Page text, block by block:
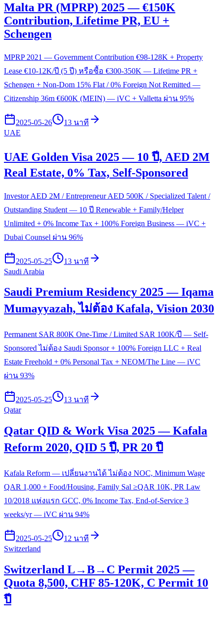
Malta PR (MPRP) 2025 — €150K
Contribution, Lifetime PR, EU +
Schengen
MPRP 2021 — Government Contribution €98-128K + Property
Lease €10-12K/ปี (5 ปี) หรือซื้อ €300-350K — Lifetime PR +
Schengen + Non-Dom 15% Flat / 0% Foreign Not Remitted —
Citizenship 36m €600K (MEIN) — iVC + Valletta ผ่าน 95%
2025-05-26
13 นาที
UAE
UAE Golden Visa 2025 — 10 ปี, AED 2M
Real Estate, 0% Tax, Self-Sponsored
Investor AED 2M / Entrepreneur AED 500K / Specialized Talent /
Outstanding Student — 10 ปี Renewable + Family/Helper
Unlimited + 0% Income Tax + 100% Foreign Business — iVC +
Dubai Counsel ผ่าน 96%
2025-05-25
13 นาที
Saudi Arabia
Saudi Premium Residency 2025 — Iqama
Mumayyazah, ไม่ต้อง Kafala, Vision 2030
Permanent SAR 800K One-Time / Limited SAR 100K/ปี — Self-
Sponsored ไม่ต้อง Saudi Sponsor + 100% Foreign LLC + Real
Estate Freehold + 0% Personal Tax + NEOM/The Line — iVC
ผ่าน 93%
2025-05-25
13 นาที
Qatar
Qatar QID & Work Visa 2025 — Kafala
Reform 2020, QID 5 ปี, PR 20 ปี
Kafala Reform — เปลี่ยนงานได้ ไม่ต้อง NOC, Minimum Wage
QAR 1,000 + Food/Housing, Family Sal ≥QAR 10K, PR Law
10/2018 แห่งแรก GCC, 0% Income Tax, End-of-Service 3
weeks/yr — iVC ผ่าน 94%
2025-05-25
12 นาที
Switzerland
Switzerland L→B→C Permit 2025 —
Quota 8,500, CHF 85-120K, C Permit 10
ปี